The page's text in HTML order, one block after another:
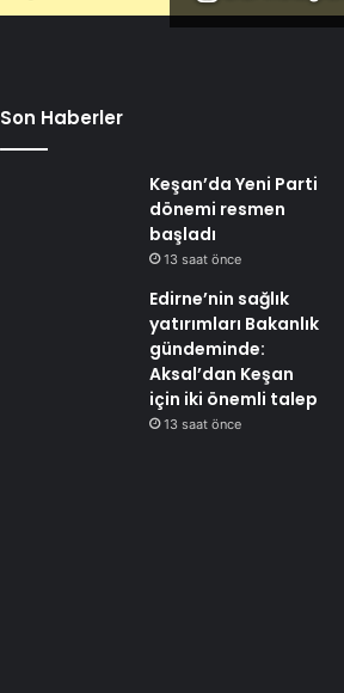
Son Haberler
Keşan’da Yeni Parti
dönemi resmen
başladı
13 saat önce
Edirne’nin sağlık
yatırımları Bakanlık
gündeminde:
Aksal’dan Keşan
için iki önemli talep
13 saat önce